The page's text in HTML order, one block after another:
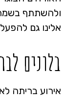
ולהשתתף
אלינו גם
בלונים
אירוע בריתה